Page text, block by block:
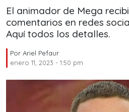
El animador de Mega
comentarios en redes
Aquí todos los detalles.
Por Ariel Pefaur
enero 11, 2023 - 1:50 pm